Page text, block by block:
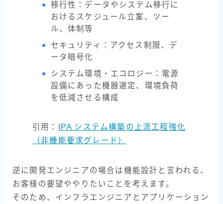
移行性：データやシステム移行に
おけるスケジュール立案、ツー
ル、体制等
セキュリティ：アクセス制限、デ
ータ暗号化
システム環境・エコロジー：電源
設備にあった機器選定、環境負荷
を低減させる構成
引用：
IPA システム構築の上流工程強化
（非機能要求グレード）
逆に開発エンジニアの場合は機能設計と言われる、
お客様の要望ややりたいことを考えます。
そのため、インフラエンジニアとアプリケーション